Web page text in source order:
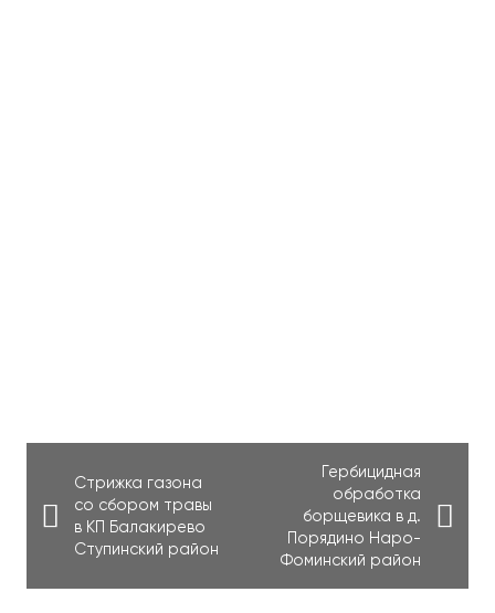
Стрижка газона
со сбором травы
в КП Балакирево
Ступинский район
Гербицидная
обработка
борщевика в д.
Порядино Наро-
Фоминский район